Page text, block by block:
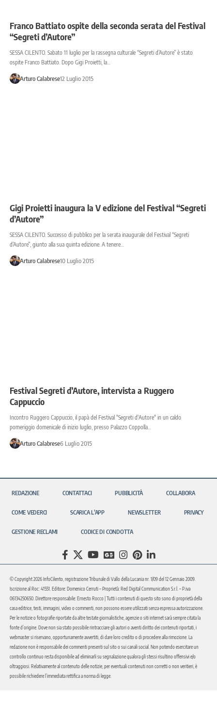
Franco Battiato ospite della seconda serata del Festival
“Segreti d’Autore”
SESSA CILENTO. Sabato 11 luglio per la rassegna culturale “Segreti d’Autore” è stato
ospite Franco Battiato. Dopo Gigi Proietti, la…
Arturo Calabrese12 Luglio 2015
Gigi Proietti inaugura la V edizione del Festival “Segreti
d’Autore”
SESSA CILENTO. Successo di pubblico per la serata inaugurale del Festival “Segreti
d’Autore”, giunto alla sua quinta edizione. A tenere…
Arturo Calabrese10 Luglio 2015
Festival Segreti d’Autore, intervista a Ruggero
Cappuccio
Incontro Ruggero Cappuccio, il papà del Festival "Segreti d'Autore" in un caldo
pomeriggio domenicale di inizio luglio, presso Palazzo Coppolla…
Arturo Calabrese6 Luglio 2015
REDAZIONE CONTATTACI PUBBLICITÀ COLLABORA
COME VEDERCI SCARICA L’APP NEWSLETTER PRIVACY
GESTIONE RECLAMI CODICE DI CONDOTTA
© Copyright 2026 InfoCilento, registrazione Tribunale di Vallo della Lucania nr. 1/09 del 12 Gennaio 2009.
Iscrizione al Roc: 41551. Editore: Domenico Cerruti – Proprietà: Red Digital Communication S.r.l. – P.iva
06134250650. Direttore responsabile: Ernesto Rocco | Tutti i contenuti di questo sito sono di proprietà della
casa editrice, testi, immagini, video o commenti, non possono essere utilizzati senza espressa autorizzazione.
Per le notizie o fotografie riportate da altre testate giornalistiche, agenzie o siti internet sarà sempre citata la
fonte d’origine. Dove non sia stato possibile rintracciare gli autori o aventi diritto dei contenuti riportati, i
webmaster si riservano, opportunamente avvertiti, di dare loro credito o di procedere alla rimozione. La
redazione non è responsabile dei commenti presenti sul sito o sui canali social. Non potendo esercitare un
controllo continuo resta disponibile ad eliminarli su segnalazione qualora gli stessi risultino offensivi e/o
oltraggiosi. Relativamente al contenuto delle notizie, per eventuali contenuti non corretti o non veritieri, è
possibile richiedere l’immediata rettifica a norma di legge.